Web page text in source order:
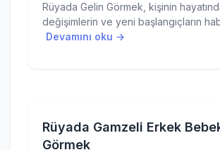
Rüyada Gelin Görmek, kişinin
değişimlerin ve yeni başlangıçların
Devamını oku →
Rüyada Gamzeli Erkek
Görmek